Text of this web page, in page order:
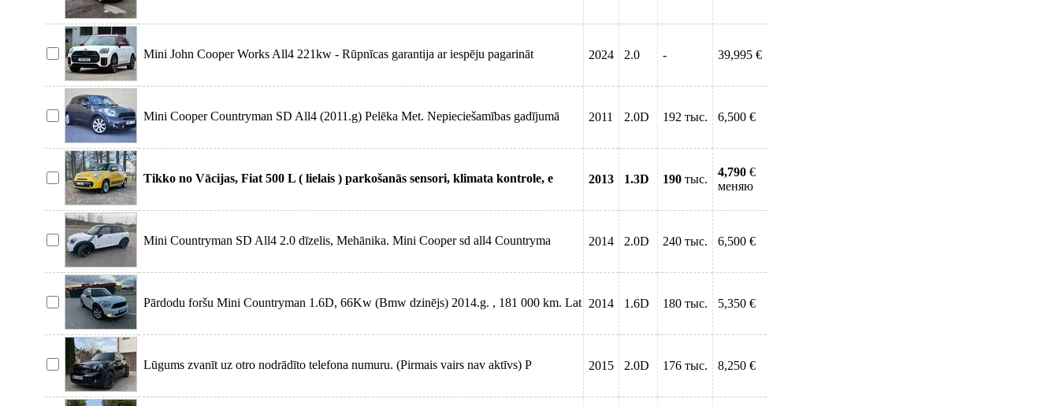
Mini John Cooper Works All4 221kw - Rūpnīcas garantija ar iespēju pagarināt 2024 2.0 - 39,995 €
Mini Cooper Countryman SD All4 (2011.g) Pelēka Met. Nepieciešamības gadījumā 2011 2.0D 192 тыс. 6,500 €
Tikko no Vācijas, Fiat 500 L ( lielais ) parkošanās sensori, klimata kontrole, e 2013 1.3D 190 тыс.
4,790 €
меняю
Mini Countryman SD All4 2.0 dīzelis, Mehānika. Mini Cooper sd all4 Countryma 2014 2.0D 240 тыс. 6,500 €
Pārdodu foršu Mini Countryman 1.6D, 66Kw (Bmw dzinējs) 2014.g. , 181 000 km. Lat 2014 1.6D 180 тыс. 5,350 €
Lūgums zvanīt uz otro nodrādīto telefona numuru. (Pirmais vairs nav aktīvs) P 2015 2.0D 176 тыс. 8,250 €